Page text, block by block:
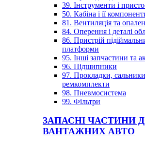
39. Інструменти і
50. Кабіна і її
81. Вентиляція та
84. Оперення і деталі
86. Пристрій
платформи
95. Інші запчастини та
96. Підшипники
97. Прокладки,
ремкомплекти
98. Пневмосистема
99. Фільтри
ЗАПАСНІ ЧАСТИНИ
ВАНТАЖНИХ АВТО